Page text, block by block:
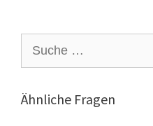
nach:
Ähnliche Fragen